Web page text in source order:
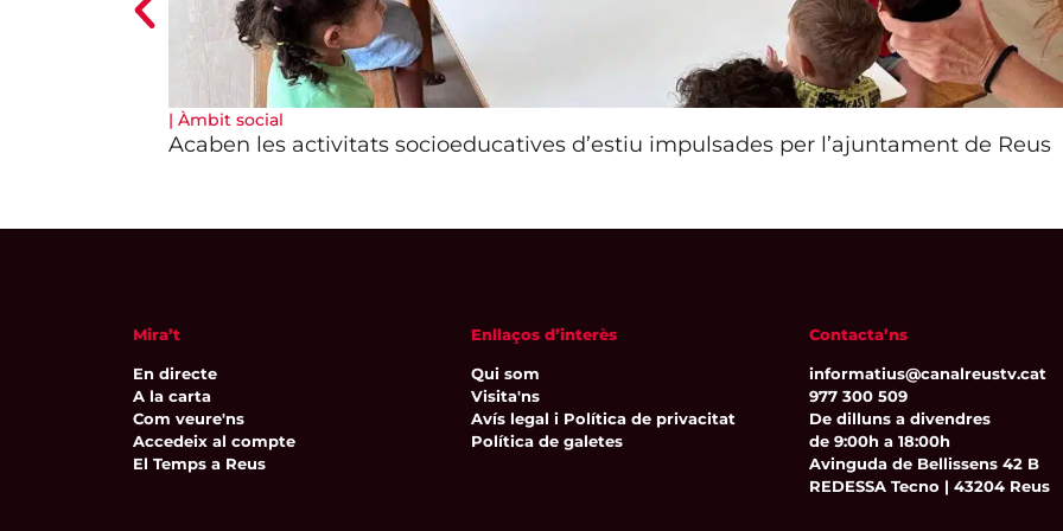
| Àmbit social
Acaben les activitats socioeducatives d’estiu impulsades per l’ajuntament de Reus
Mira’t
En directe
A la carta
Com veure'ns
Accedeix al compte
El Temps a Reus
Enllaços d’interès
Qui som
Visita'ns
Avís legal i Política de privacitat
Política de galetes
Contacta’ns
informatius@canalreustv.cat
977 300 509
De dilluns a divendres
de 9:00h a 18:00h
Avinguda de Bellissens 42 B
REDESSA Tecno | 43204 Reus